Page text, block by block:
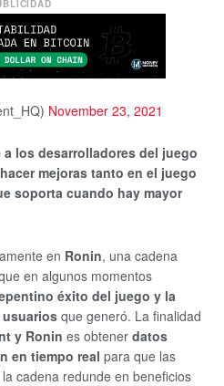
November 23, 2021
a los desarrolladores del juego
mejoras tanto en el juego
soporta cuando hay mayor
en Ronin, una cadena
en algunos momentos
éxito del juego y la
usuarios que generó. La finalidad
y Ronin es obtener datos
en tiempo real para que las
cadena redunde en beneficios